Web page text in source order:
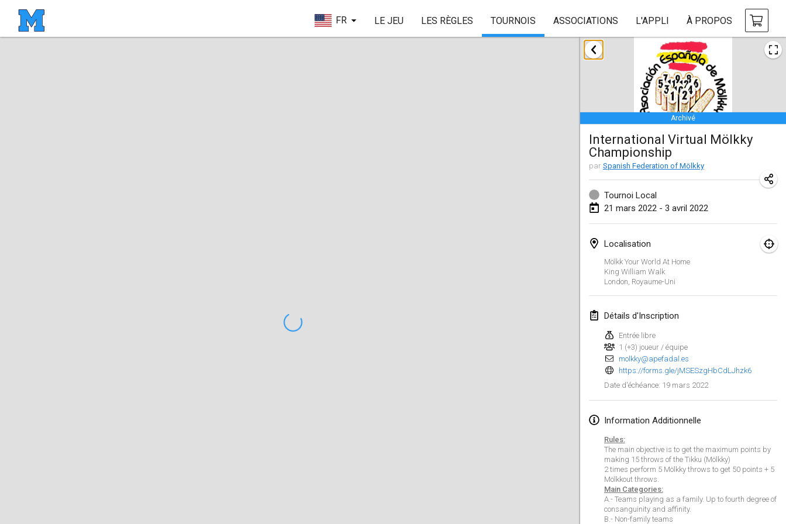
FR LE JEU LES RÈGLES TOURNOIS ASSOCIATIONS L'APPLI À PROPOS
Archivé
International Virtual Mölkky
Championship
par Spanish Federation of Mölkky
Tournoi Local
21 mars 2022 - 3 avril 2022
Localisation
Mölkk Your World At Home
King William Walk
London Royaume-Uni
Détails d'Inscription
Entrée libre
1 (+3) joueur / équipe
molkky@apefadal.es
https://forms.gle/jMSESzgHbCdLJhzk6
Date d'échéance: 19 mars 2022
Information Additionnelle
Rules:
The main objective is to get the maximum points by
making 15 throws of the Tikku (Mölkky)
2 times perform 5 Mölkky throws to get 50 points + 5
Mölkkout throws.
Main Categories:
A.- Teams playing as a family. Up to fourth degree of
consanguinity and affinity.
B.- Non-family teams
janvier 2022
Tournoi Mixte ASPTTOM
22 janv. 2022|France
KKS Halli Duppeli
22 janv. 2022 |Finlande
Mölkky Tournament - Doubles
22 janv. 2022|Japon
Suomelan Mölkky-open
The Mölkky Tournament 2nd
23 janv. 2022| Japon
février 2022
MS v MÖLKPARKURU
4 févr. 2022
TangoMölkky
5 févr. 2022 Finlande
12 févr. 2022|Finlande
Yamagata Tournament
13 févr. 2022 |Japon
West Indiv Cup
19 févr. 2022 |France